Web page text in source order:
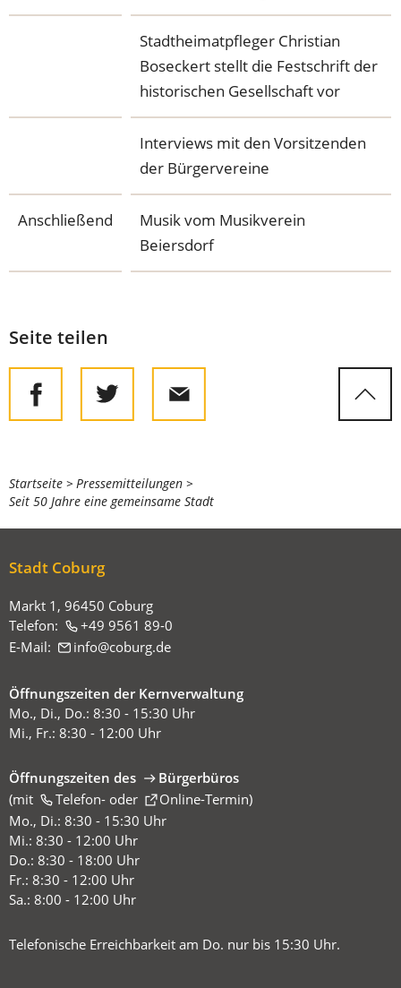
Stadtheimatpfleger Christian
Boseckert stellt die Festschrift der
historischen Gesellschaft vor
Interviews mit den Vorsitzenden
der Bürgervereine
Anschließend
Musik vom Musikverein
Beiersdorf
Seite teilen
Sie
befinden
hier:
Startseite
Pressemitteilungen
Seit 50 Jahre eine gemeinsame Stadt
Stadt Coburg
Markt 1, 96450 Coburg
Telefon:
+49 9561 89-0
E-Mail:
info coburg de
Öffnungszeiten der Kernverwaltung
Mo., Di., Do.: 8:30 - 15:30 Uhr
Mi., Fr.: 8:30 - 12:00 Uhr
Öffnungszeiten des
Bürgerbüros
(mit
Telefon-oder Online-Termin
(Öffnet
in
einem
neuen
Tab)
)
Mo., Di.: 8:30 - 15:30 Uhr
Mi.: 8:30 - 12:00 Uhr
Do.: 8:30 - 18:00 Uhr
Fr.: 8:30 - 12:00 Uhr
Sa.: 8:00 - 12:00 Uhr
Telefonische Erreichbarkeit am Do. nur bis 15:30 Uhr.